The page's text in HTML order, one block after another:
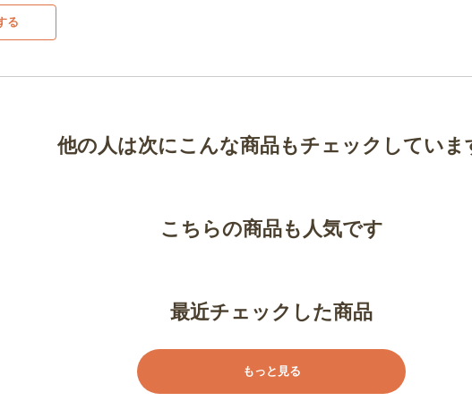
る
他の人は次にこんな商品もチェックしていま
こちらの商品も人気です
最近チェックした商品
もっと見る